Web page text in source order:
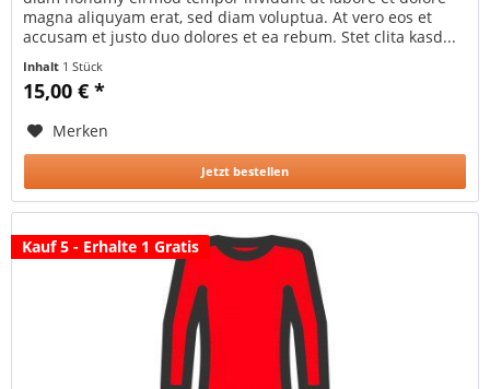
magna aliquyam erat, sed diam voluptua. At vero eos et
accusam et justo duo dolores et ea rebum. Stet clita kasd...
Inhalt 1 Stück
15,00 € *
Merken
Jetzt bestellen
Kauf 5 - Erhalte 1 Gratis